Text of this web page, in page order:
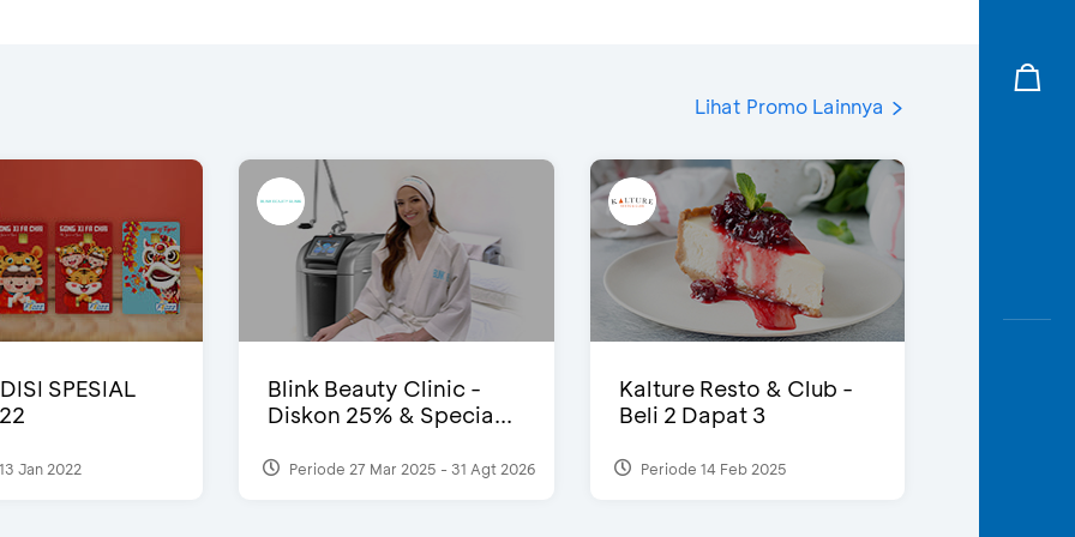
Lihat Promo Lainnya
SPESIAL
Jan 2022
Blink Beauty Clinic -
Diskon 25% & Specia...
Periode 27 Mar 2025 - 31 Agt 2026
Kalture Resto & Club -
Beli 2 Dapat 3
Periode 14 Feb 2025